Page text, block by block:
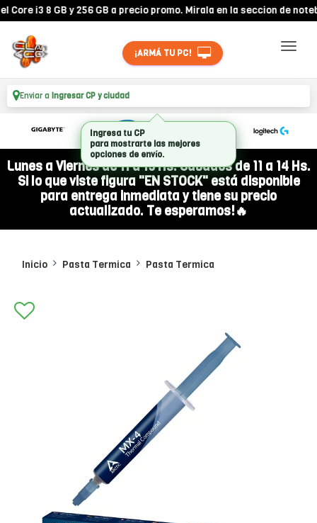
i3 8 GB y 256 GB a precio promo. Mirala en la seccion de
¡ARMÁ TU PC!
Enviar a Ingresar CP y ciudad
Lunes a Viernes de 11 a 19 Hs. Sábados de 11 a 14 Hs.
Si lo que viste figura "EN STOCK" está disponible
para entrega inmediata y tiene su precio
actualizado. Te esperamos!🔥
Inicio Pasta Termica Pasta Termica
Ingresa tu CP
para mostrarte las mejores
opciones de envío.